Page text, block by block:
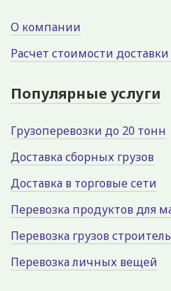
О компании
Расчет стоимости доставки
Популярные услуги
Грузоперевозки до 20 тонн
Доставка сборных грузов
Доставка в торговые сети
Перевозка продуктов для
Перевозка грузов
Перевозка личных вещей